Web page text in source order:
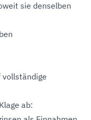
sie denselben
vollständige
ab: